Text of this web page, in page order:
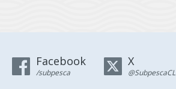
Facebook
/subpesca
X
@SubpescaCL